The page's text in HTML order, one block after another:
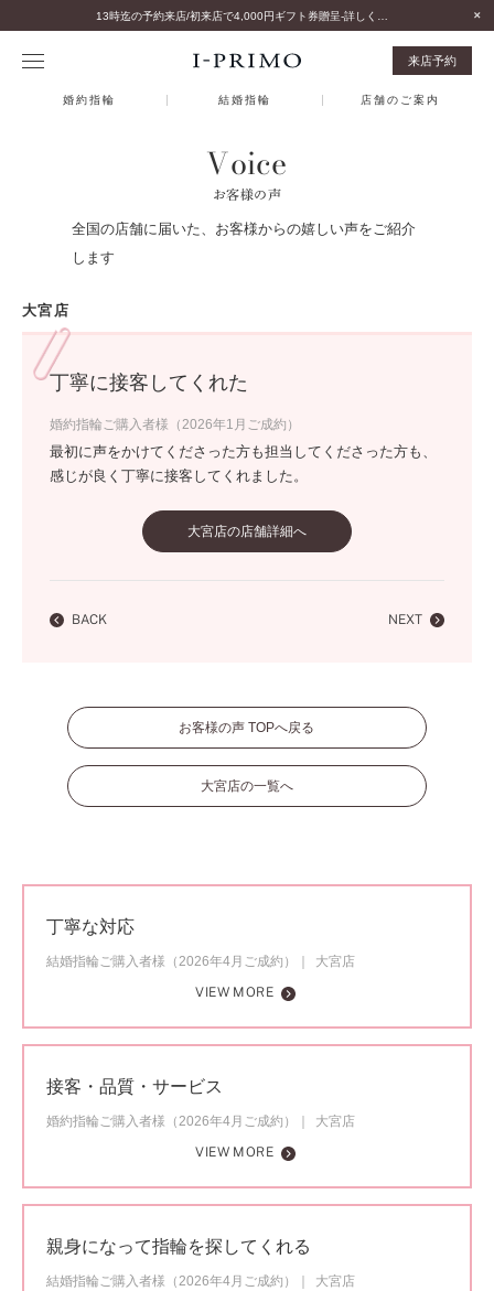
来店予約
婚約指輪 結婚指輪 店舗のご案内
Voice
お客様の声
全国の店舗に届いた、お客様からの嬉しい声をご紹介
します
大宮店
丁寧に接客してくれた
婚約指輪ご購入者様（2026年1月ご成約）
最初に声をかけてくださった方も担当してくださった方も、
感じが良く丁寧に接客してくれました。
大宮店の店舗詳細へ
BACK NEXT
お客様の声 TOPへ戻る
大宮店の一覧へ
丁寧な対応
結婚指輪ご購入者様（2026年4月ご成約）
大宮店
VIEW MORE
接客・品質・サービス
婚約指輪ご購入者様（2026年4月ご成約）
大宮店
VIEW MORE
親身になって指輪を探してくれる
結婚指輪ご購入者様（2026年4月ご成約）
大宮店